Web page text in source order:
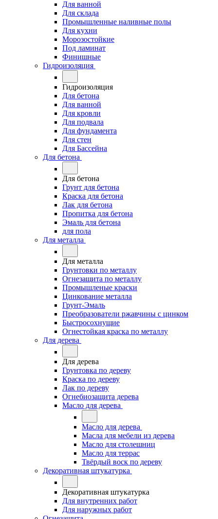
Для ванной
Для склада
Промышленные наливные полы
Для кухни
Морозостойкие
Под ламинат
Финишные
Гидроизоляция
Гидроизоляция
Для бетона
Для ванной
Для кровли
Для подвала
Для фундамента
Для стен
Для Бассейна
Для бетона
Для бетона
Грунт для бетона
Краска для бетона
Лак для бетона
Пропитка для бетона
Эмаль для бетона
для пола
Для металла
Для металла
Грунтовки по металлу
Огнезащита по металлу
Промышленые краски
Цинкование металла
Грунт-Эмаль
Преобразователи ржавчины с цинком
Быстросохнущие
Огнестойкая краска по металлу
Для дерева
Для дерева
Грунтовка по дереву
Краска по дереву
Лак по дереву
Огнебиозащита дерева
Масло для дерева
Масло для дерева
Масла для мебели из дерева
Масло для столешниц
Масло для террас
Твёрдый воск по дереву
Декоративная штукатурка
Декоративная штукатурка
Для внутренних работ
Для наружных работ